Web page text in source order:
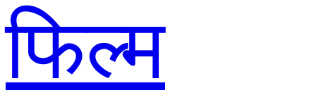
फिल्म